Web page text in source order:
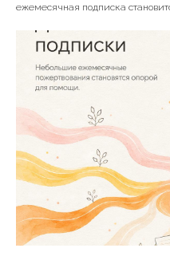
ежемесячная подписка